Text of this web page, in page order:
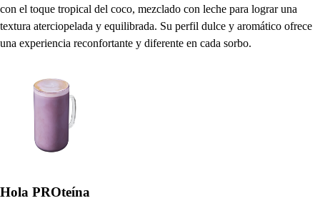
con el toque tropical del coco, mezclado con leche para lograr una
textura aterciopelada y equilibrada. Su perfil dulce y aromático ofrece
una experiencia reconfortante y diferente en cada sorbo.
Hola PROteína